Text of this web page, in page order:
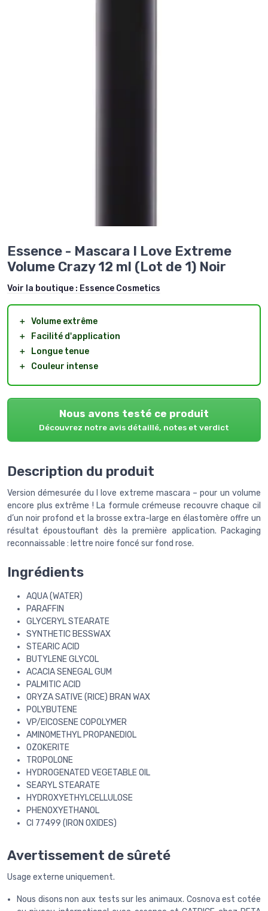
Essence - Mascara I Love Extreme
Volume Crazy 12 ml (Lot de 1) Noir
Voir la boutique : Essence Cosmetics
＋ Volume extrême
＋
Facilité d'application
＋
Longue tenue
＋
Couleur intense
Nous avons testé ce produit
Découvrez notre avis détaillé, notes et verdict
Description du produit
Version démesurée du I love extreme mascara – pour un volume
encore plus extrême ! La formule crémeuse recouvre chaque cil
d’un noir profond et la brosse extra-large en élastomère offre un
résultat époustouflant dès la première application. Packaging
reconnaissable : lettre noire foncé sur fond rose.
Ingrédients
AQUA (WATER)
PARAFFIN
GLYCERYL STEARATE
SYNTHETIC BESSWAX
STEARIC ACID
BUTYLENE GLYCOL
ACACIA SENEGAL GUM
PALMITIC ACID
ORYZA SATIVE (RICE) BRAN WAX
POLYBUTENE
VP/EICOSENE COPOLYMER
AMINOMETHYL PROPANEDIOL
OZOKERITE
TROPOLONE
HYDROGENATED VEGETABLE OIL
SEARYL STEARATE
HYDROXYETHYLCELLULOSE
PHENOXYETHANOL
CI 77499 (IRON OXIDES)
Avertissement de sûreté
Usage externe uniquement.
Nous disons non aux tests sur les animaux. Cosnova est cotée